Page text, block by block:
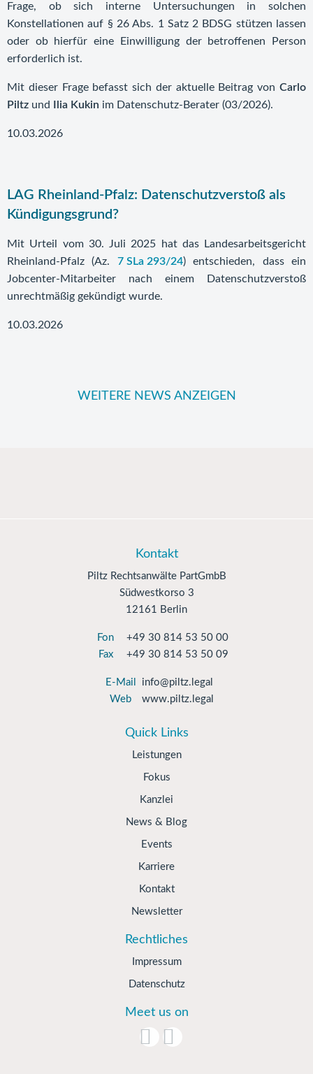
Frage, ob sich interne Untersuchungen in solchen
Konstellationen auf § 26 Abs. 1 Satz 2 BDSG stützen lassen
oder ob hierfür eine Einwilligung der betroffenen Person
erforderlich ist.
Mit dieser Frage befasst sich der aktuelle Beitrag von Carlo
Piltz und Ilia Kukin im Datenschutz-Berater (03/2026).
10.03.2026
LAG Rheinland-Pfalz: Datenschutzverstoß als
Kündigungsgrund?
Mit Urteil vom 30. Juli 2025 hat das Landesarbeitsgericht
Rheinland-Pfalz (Az. 7 SLa 293/24) entschieden, dass ein
Jobcenter-Mitarbeiter nach einem Datenschutzverstoß
unrechtmäßig gekündigt wurde.
10.03.2026
WEITERE NEWS ANZEIGEN
Kontakt
Piltz Rechtsanwälte PartGmbB
Südwestkorso 3
12161 Berlin
Fon
+49 30 814 53 50 00
Fax
+49 30 814 53 50 09
E-Mail
info@piltz.legal
Web
www.piltz.legal
Quick Links
Leistungen
Fokus
Kanzlei
News & Blog
Events
Karriere
Kontakt
Newsletter
Rechtliches
Impressum
Datenschutz
Meet us on